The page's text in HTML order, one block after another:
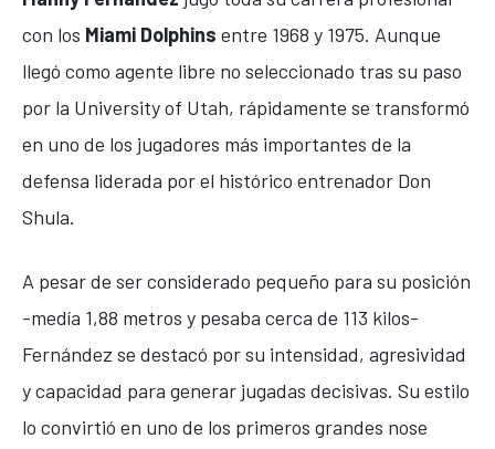
con los Miami Dolphins entre 1968 y 1975. Aunque
llegó como agente libre no seleccionado tras su paso
por la University of Utah, rápidamente se transformó
en uno de los jugadores más importantes de la
defensa liderada por el histórico entrenador Don
Shula.
A pesar de ser considerado pequeño para su posición
-medía 1,88 metros y pesaba cerca de 113 kilos-
Fernández se destacó por su intensidad, agresividad
y capacidad para generar jugadas decisivas. Su estilo
lo convirtió en uno de los primeros grandes nose